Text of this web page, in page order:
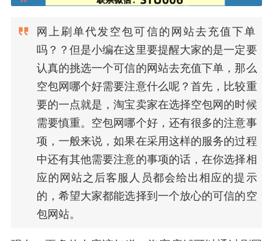
网上刷单代发空包可信的网站去充值下单
吗？？但是小编在这里要提醒大家的是一定要
认真的挑选一个可信的网站去充值下单，那么
空包网哪个好需要注意什么呢？首先，比较重
要的一点就是，淘宝卖家在选择空包网的时候
需要慎重。空包网哪个好，还有很多的注意事
项，一般来说，如果在采用这样的服务的过程
中还有其他需要注意的事项的话，在你选择相
应的网站之后客服人员都会给出相应的提示
的，希望大家都能选择到一个放心的可信的空
包网站。